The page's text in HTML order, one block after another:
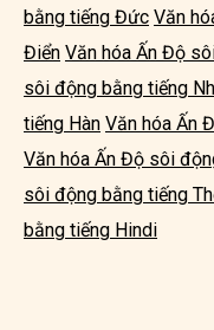
bằng tiếng Đức Văn
Điển Văn hóa Ấn Độ
sôi động bằng tiếng
tiếng Hàn Văn hóa Ấn
Văn hóa Ấn Độ sôi
sôi động bằng tiếng
bằng tiếng Hindi